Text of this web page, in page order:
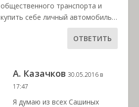
общественного транспорта и
купить себе личный автомобиль…
ОТВЕТИТЬ
А. Казачков 30.05.2016 в
17:47
Я думаю из всех Сашиных